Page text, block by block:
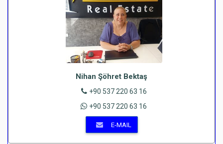
Nihan Şöhret Bektaş
+90 537 220 63 16
+90 537 220 63 16
E-MAIL